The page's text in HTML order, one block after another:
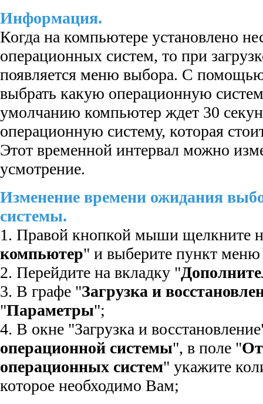
Информация.
Когда на компьютере установлено
операционных систем, то при
появляется меню выбора. С
выбрать какую операционную
умолчанию компьютер ждет 30
операционную систему, которая
Этот временной интервал можно
усмотрение.
Изменение времени ожидания
системы.
1. Правой кнопкой мыши щелкните
компьютер" и выберите пункт
2. Перейдите на вкладку "
3. В графе "Загрузка и
"Параметры";
4. В окне "Загрузка и
операционной системы", в поле "
операционных систем" укажите
которое необходимо Вам;